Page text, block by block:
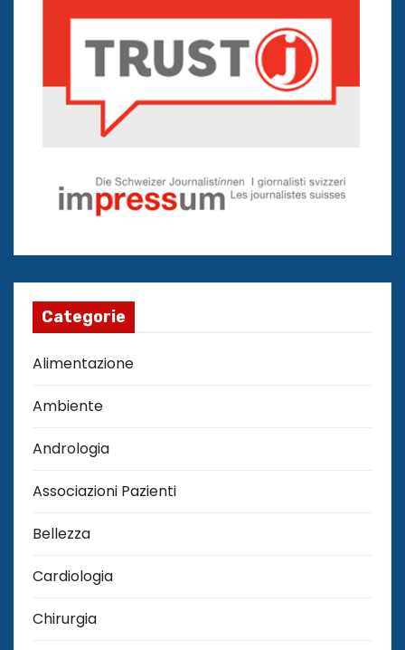
Categorie
Alimentazione
Ambiente
Andrologia
Associazioni Pazienti
Bellezza
Cardiologia
Chirurgia